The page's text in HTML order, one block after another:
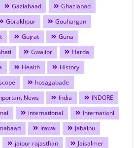
Gaziabaad
Ghaziabad
Gorakhpur
Gouhargan
Gujrat
Guna
Gwalior
Harda
Health
History
hosagabade
News India
INDORE
international
Internationl
Itawa
Jabalpu
jaipur rajasthan
Jaisalmer